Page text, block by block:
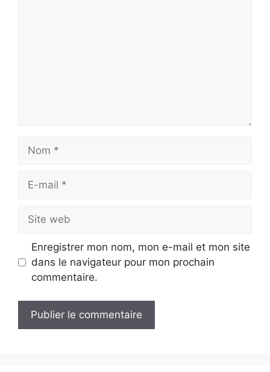
Nom
Site
web
Enregistrer mon nom, mon e-mail et mon site
dans le navigateur pour mon prochain
commentaire.